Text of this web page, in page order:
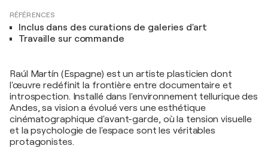
RÉFÉRENCES
Inclus dans des curations de galeries d'art
Travaille sur commande
Raúl Martín (Espagne) est un artiste plasticien dont
l'œuvre redéfinit la frontière entre documentaire et
introspection. Installé dans l'environnement tellurique des
Andes, sa vision a évolué vers une esthétique
cinématographique d'avant-garde, où la tension visuelle
et la psychologie de l'espace sont les véritables
protagonistes.